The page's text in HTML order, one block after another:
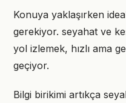
Konuya yaklaşırken
gerekiyor. seyahat ve
yol izlemek, hızlı ama
geçiyor.
Bilgi birikimi artıkça